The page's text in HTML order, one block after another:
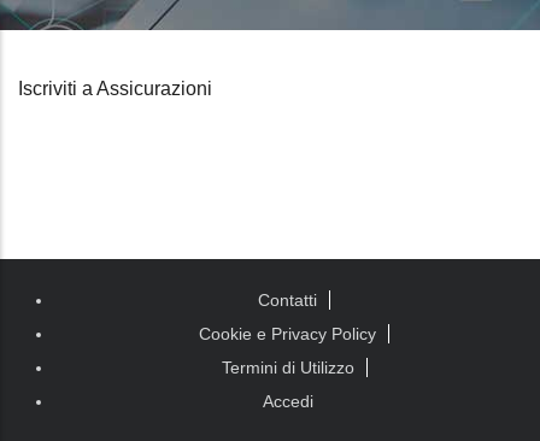
Iscriviti a Assicurazioni
Piè di
Contatti
Cookie e Privacy Policy
Termini di Utilizzo
Accedi